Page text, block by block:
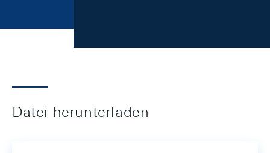
Datei herunterladen